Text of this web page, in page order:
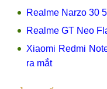
Realme Narzo 30
Realme GT Neo
Xiaomi Redmi
ra mắt